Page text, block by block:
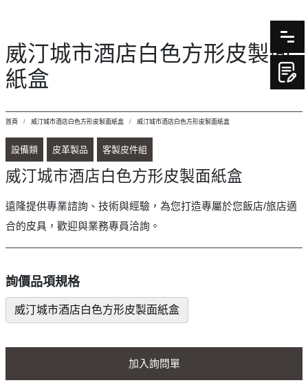
威汀城市酒店白色方形皮製面
紙盒
首頁 威汀城市酒店白色方形皮製面紙盒 威汀城市酒店白色方形皮製面紙盒
設備類 皮革製品 客製皮件組
威汀城市酒店白色方形皮製面紙盒
遠隆提供專業諮詢、技術與經驗，為您打造專屬於您飯店/旅店適
合的皮具，歡迎與業務專員洽詢。
詢價品項規格
威汀城市酒店白色方形皮製面紙盒
加入詢問單